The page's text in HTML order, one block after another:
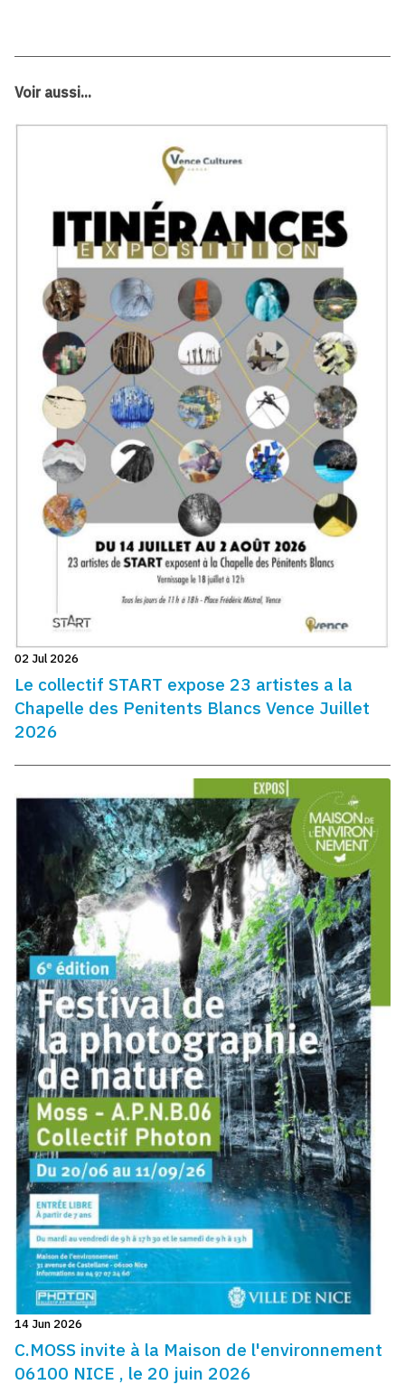
Voir aussi...
02 Jul 2026
Le collectif START expose 23 artistes a la
Chapelle des Penitents Blancs Vence Juillet
2026
14 Jun 2026
C.MOSS invite à la Maison de l'environnement
06100 NICE , le 20 juin 2026